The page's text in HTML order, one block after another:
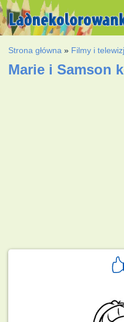
Strona główna » Filmy i
Marie i Samson